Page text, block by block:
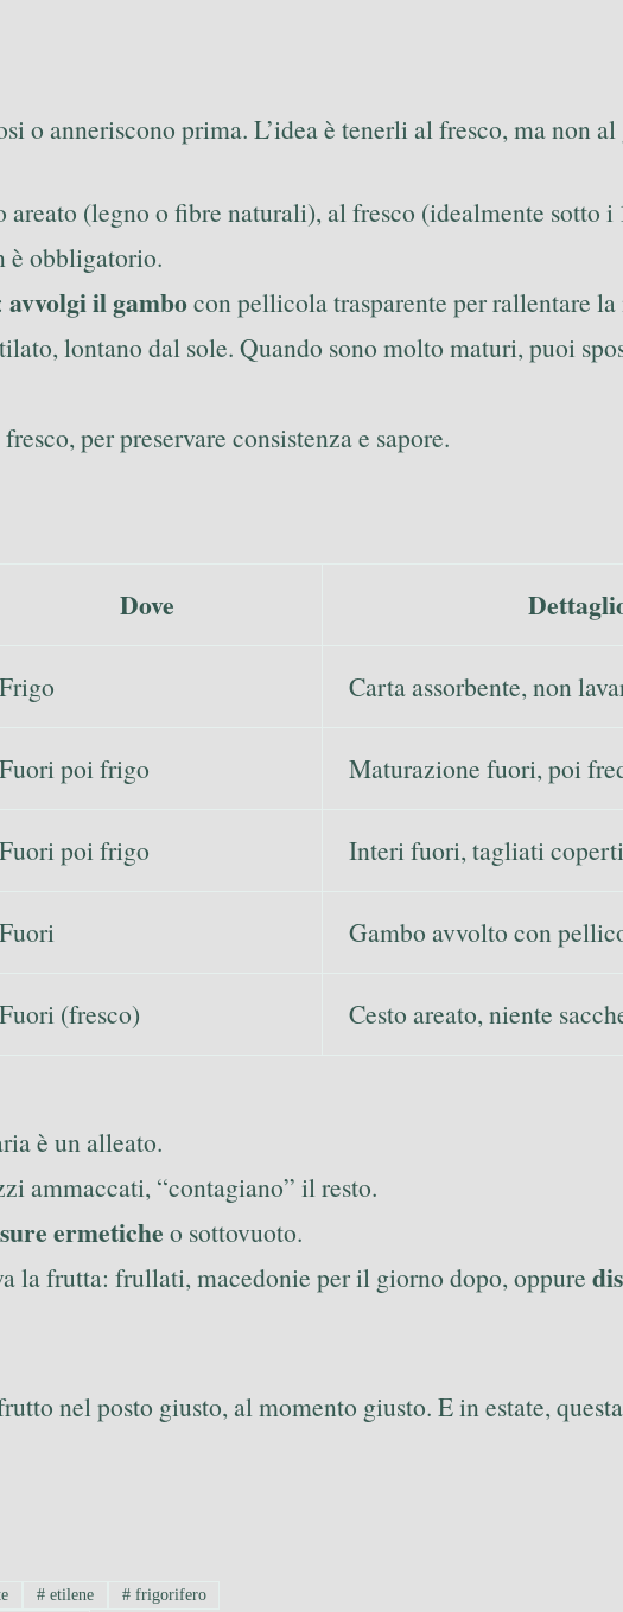
anneriscono prima. L’idea è tenerli al fresco, ma non al
areato (legno o fibre naturali), al fresco (idealmente sotto i
è obbligatorio.
avvolgi il gambocon pellicola trasparente per rallentare
lontano dal sole. Quando sono molto maturi, puoi
per preservare consistenza e sapore.
Dove
Frigo Carta assorbente, non
Fuori poi frigo Maturazione fuori, poi
Fuori poi frigo Interi fuori, tagliati
Fuori Gambo avvolto con
Fuori (fresco)
Cesto areato, niente
è un alleato.
ammaccati, “contagiano” il resto.
ermetiche o sottovuoto.
la frutta: frullati, macedonie per il giorno dopo, oppure
nel posto giusto, al momento giusto. E in estate,
#etilene #frigorifero